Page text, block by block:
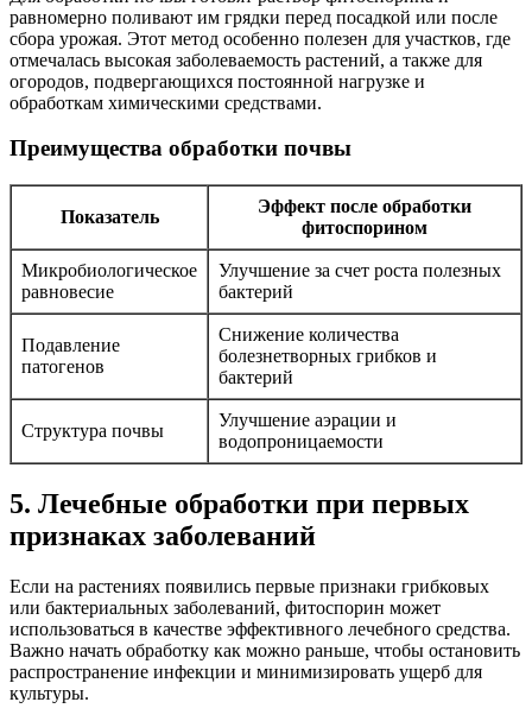
равномерно поливают им грядки перед посадкой или после
сбора урожая. Этот метод особенно полезен для участков, где
отмечалась высокая заболеваемость растений, а также для
огородов, подвергающихся постоянной нагрузке и
обработкам химическими средствами.
Преимущества обработки почвы
Показатель
Эффект после обработки
фитоспорином
Микробиологическое
равновесие
Улучшение за счет роста полезных
бактерий
Подавление
патогенов
Снижение количества
болезнетворных грибков и
бактерий
Структура почвы
Улучшение аэрации и
водопроницаемости
5. Лечебные обработки при первых
признаках заболеваний
Если на растениях появились первые признаки грибковых
или бактериальных заболеваний, фитоспорин может
использоваться в качестве эффективного лечебного средства.
Важно начать обработку как можно раньше, чтобы остановить
распространение инфекции и минимизировать ущерб для
культуры.